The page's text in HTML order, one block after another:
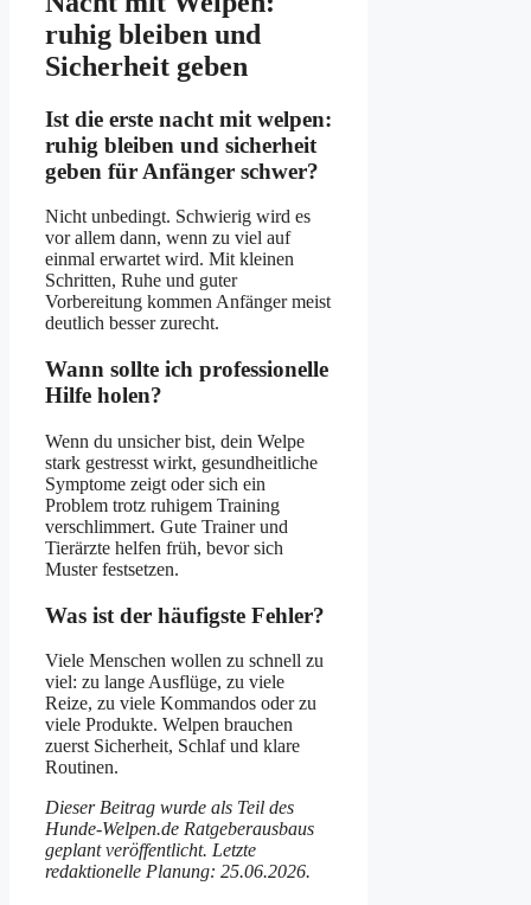
ruhig bleiben und
Sicherheit geben
Ist die erste nacht mit welpen:
ruhig bleiben und sicherheit
geben für Anfänger schwer?
Nicht unbedingt. Schwierig wird es
vor allem dann, wenn zu viel auf
einmal erwartet wird. Mit kleinen
Schritten, Ruhe und guter
Vorbereitung kommen Anfänger meist
deutlich besser zurecht.
Wann sollte ich professionelle
Hilfe holen?
Wenn du unsicher bist, dein Welpe
stark gestresst wirkt, gesundheitliche
Symptome zeigt oder sich ein
Problem trotz ruhigem Training
verschlimmert. Gute Trainer und
Tierärzte helfen früh, bevor sich
Muster festsetzen.
Was ist der häufigste Fehler?
Viele Menschen wollen zu schnell zu
viel: zu lange Ausflüge, zu viele
Reize, zu viele Kommandos oder zu
viele Produkte. Welpen brauchen
zuerst Sicherheit, Schlaf und klare
Routinen.
Dieser Beitrag wurde als Teil des
Hunde-Welpen.de Ratgeberausbaus
geplant veröffentlicht. Letzte
redaktionelle Planung: 25.06.2026.